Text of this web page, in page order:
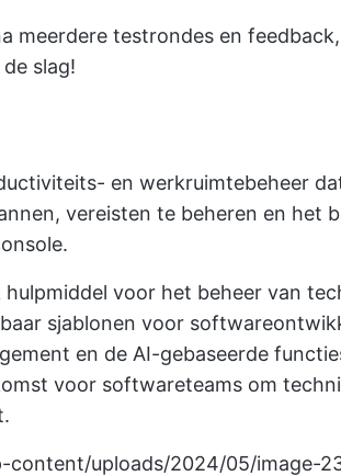
meerdere testrondes en
slag!
en werkruimtebeheer
vereisten te beheren en het
voor het beheer van
sjablonen voor
en de AI-gebaseerde
voor softwareteams om
uploads/2024/05/image-